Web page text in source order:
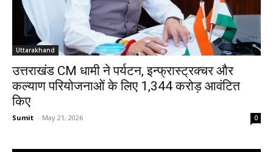
Uttarakhand
उत्तराखंड CM धामी ने पर्यटन, इन्फ्रास्ट्रक्चर और
कल्याण परियोजनाओं के लिए ₹1,344 करोड़ आवंटित
किए
Sumit - May 21, 2026 0